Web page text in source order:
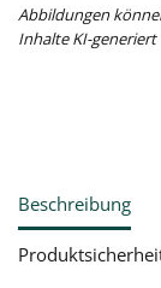
Abbildungen
Inhalte KI-generiert
Beschreibung